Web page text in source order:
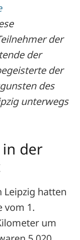
der
der
der
des
unterwegs
in der
Leipzig hatten
vom 1.
um